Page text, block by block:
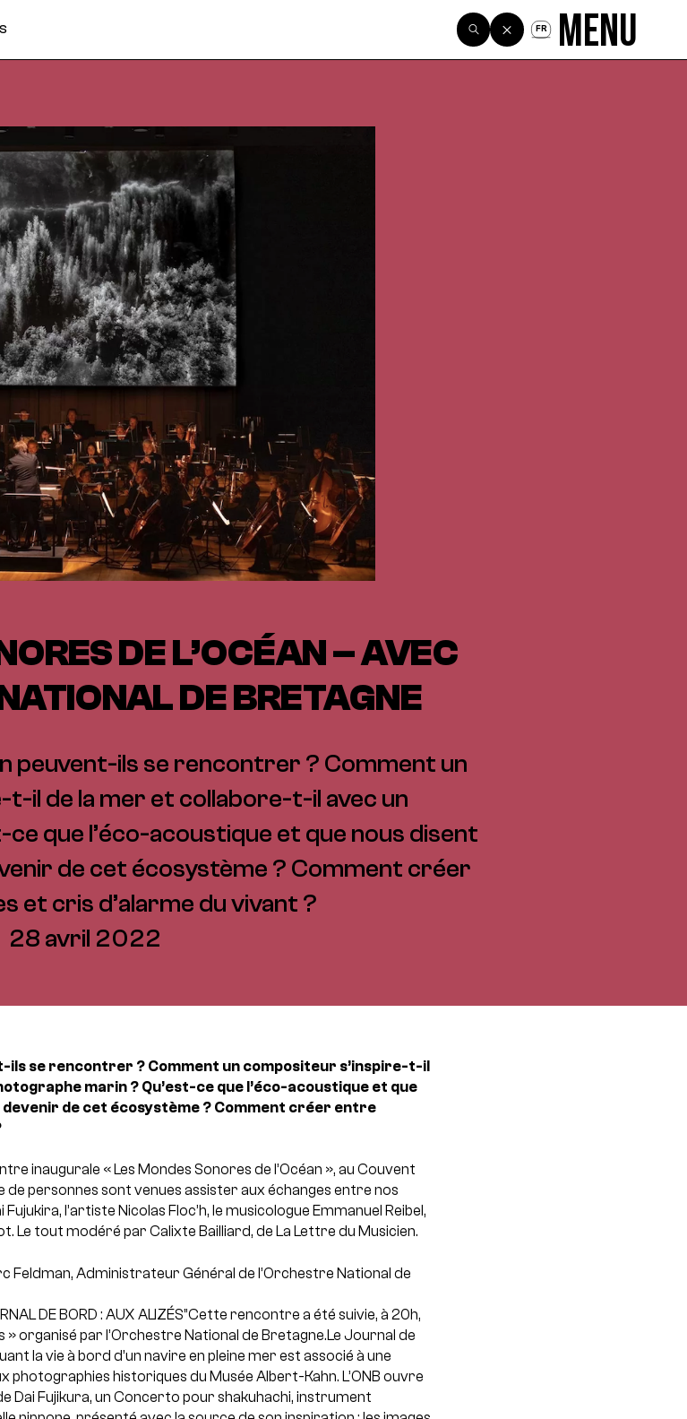
FR Menu
DE L’OCÉAN – AVEC
DE BRETAGNE
peuvent-ils se rencontrer ? Comment un
il de la mer et collabore-t-il avec un
que l’éco-acoustique et que nous disent
de cet écosystème ? Comment créer
et cris d’alarme du vivant ?
28 avril 2022
ils se rencontrer ? Comment un compositeur s’inspire-t-il
marin ? Qu’est-ce que l’éco-acoustique et que
devenir de cet écosystème ? Comment créer entre
inaugurale « Les Mondes Sonores de l’Océan », au Couvent
de personnes sont venues assister aux échanges entre nos
l’artiste Nicolas Floc’h, le musicologue Emmanuel Reibel,
Le tout modéré par Calixte Bailliard, de La Lettre du Musicien.
Feldman, Administrateur Général de l’Orchestre National de
DE BORD : AUX ALIZÉS”Cette rencontre a été suivie, à 20h,
organisé par l’Orchestre National de Bretagne.Le Journal de
la vie à bord d’un navire en pleine mer est associé à une
historiques du Musée Albert-Kahn. L’ONB ouvre
Dai Fujikura, un Concerto pour shakuhachi, instrument